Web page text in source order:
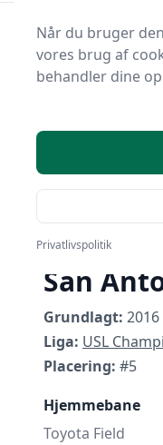
San
Grundlagt: 2016
Liga: USL
Placering: #5
Hjemmebane
Toyota Field
Når du bruger
vores brug af
behandler dine
Privatlivspolitik